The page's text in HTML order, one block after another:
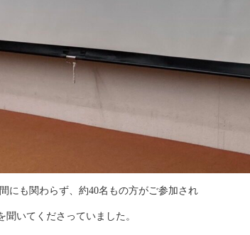
にも関わらず、約40名もの方がご参加され
いてくださっていました。